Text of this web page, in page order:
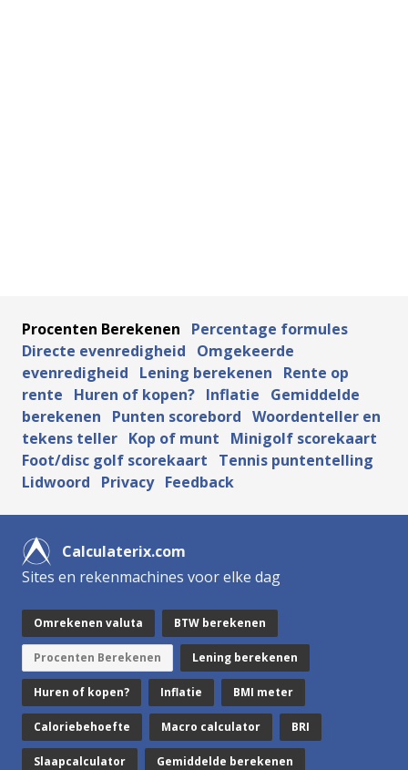
Procenten Berekenen
Percentage formules
Directe evenredigheid
Omgekeerde
evenredigheid
Lening berekenen
Rente op
rente
Huren of kopen? Inflatie
Gemiddelde
berekenen
Punten scorebord Woordenteller en
tekens teller Kop of munt
Minigolf scorekaart
Foot/disc golf scorekaart
Tennis puntentelling
Lidwoord
Privacy Feedback
Calculaterix.com
Sites en rekenmachines voor elke dag
Omrekenen valuta BTW berekenen
Procenten Berekenen Lening berekenen
Huren of kopen? Inflatie BMI meter
Caloriebehoefte Macro calculator BRI
Slaapcalculator Gemiddelde berekenen